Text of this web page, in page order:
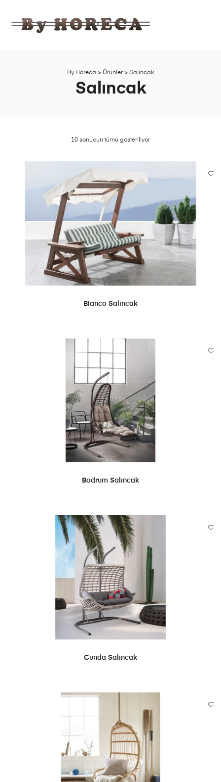
Mobilya
By Horeca > Ürünler> Salıncak
Salıncak
10 sonucun tümü gösteriliyor
DEVAMINI OKU
Bianco Salıncak
DEVAMINI OKU
Bodrum Salıncak
DEVAMINI OKU
Cunda Salıncak